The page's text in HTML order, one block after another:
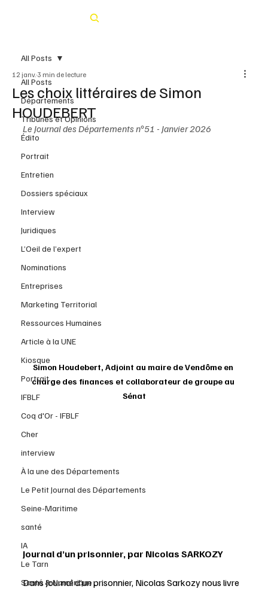
All Posts
Départements
Tribunes et Opinions
Édito
Portrait
Entretien
Dossiers spéciaux
Interview
Juridiques
L’Oeil de l’expert
Nominations
Entreprises
Marketing Territorial
Ressources Humaines
Article à la UNE
Kiosque
Portrait
IFBLF
Coq d'Or - IFBLF
Cher
interview
À la une des Départements
Le Petit Journal des Départements
Seine-Maritime
santé
IA
Le Tarn
Santé & Numérique
All Posts
Les choix littéraires de Simon
HOUDEBERT
12 janv. 3 min de lecture
Le Journal des Départements n°51 - Janvier 2026
Simon Houdebert, Adjoint au maire de Vendôme en
charge des finances et collaborateur de groupe au
Sénat
Journal d’un prisonnier, par Nicolas SARKOZY
Dans Journal d’un prisonnier, Nicolas Sarkozy nous livre